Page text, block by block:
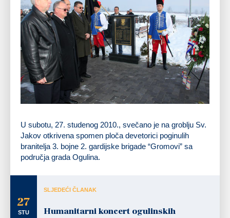
U subotu, 27. studenog 2010., svečano je na groblju Sv.
Jakov otkrivena spomen ploča devetorici poginulih
branitelja 3. bojne 2. gardijske brigade “Gromovi” sa
područja grada Ogulina.
27
STU
SLJEDEĆI ČLANAK
Humanitarni koncert ogulinskih